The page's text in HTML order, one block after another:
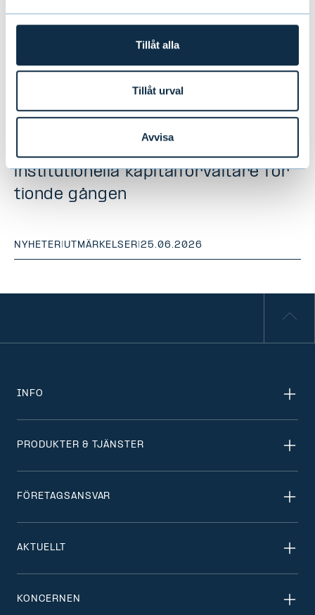
Tillåt alla
Tillåt urval
Avvisa
institutionella kapitalförvaltare för
tionde gången
NYHETER UTMÄRKELSER |25.06.2026
INFO
PRODUKTER & TJÄNSTER
FÖRETAGSANSVAR
AKTUELLT
KONCERNEN